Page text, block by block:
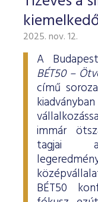
2025. nov. 12.
A
BÉT50 –
című
immár
tagjai
BÉT50